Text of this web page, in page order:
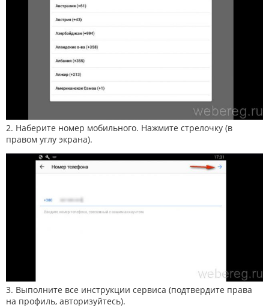
2. Наберите номер мобильного. Нажмите стрелочку (в
правом углу экрана).
3. Выполните все инструкции сервиса (подтвердите права
на профиль, авторизуйтесь).